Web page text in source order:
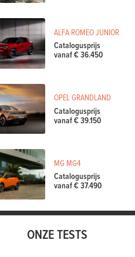
ALFA ROMEO JUNIOR
Catalogusprijs
vanaf € 36.450
OPEL GRANDLAND
Catalogusprijs
vanaf € 39.150
MG MG4
Catalogusprijs
vanaf € 37.490
ONZE TESTS